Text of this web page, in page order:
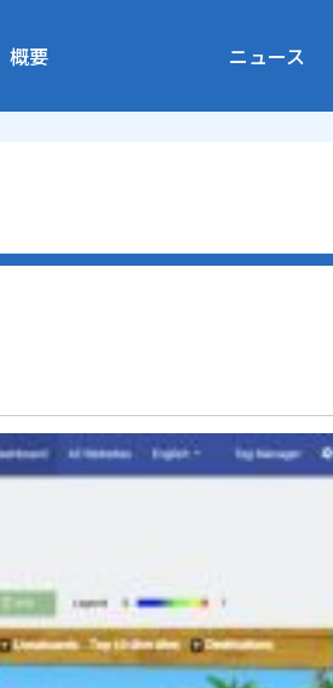
概要 ニュース